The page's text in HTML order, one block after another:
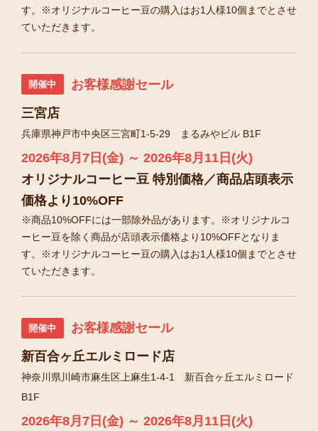
す。※オリジナルコーヒー豆の購入はお1人様10個までとさせ
ていただきます。
開催中 お客様感謝セール
三宮店
兵庫県神戸市中央区三宮町1-5-29 まるみやビル B1F
2026年8月7日(金) ～ 2026年8月11日(火)
オリジナルコーヒー豆 特別価格／商品店頭表示
価格より10%OFF
※商品10%OFFには一部除外品があります。※オリジナルコ
ーヒー豆を除く商品が店頭表示価格より10%OFFとなりま
す。※オリジナルコーヒー豆の購入はお1人様10個までとさせ
ていただきます。
開催中 お客様感謝セール
新百合ヶ丘エルミロード店
神奈川県川崎市麻生区上麻生1-4-1 新百合ヶ丘エルミロード
B1F
2026年8月7日(金) ～ 2026年8月11日(火)